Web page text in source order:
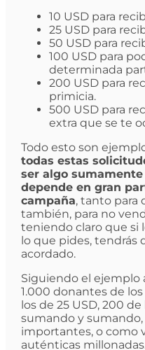
10 USD para
25 USD para
50 USD para
100 USD para
determinada
200 USD para
primicia.
500 USD para
extra que se te
Todo esto son
todas estas
ser algo
depende en gran
campaña, tanto para
también, para no
teniendo claro que si
lo que pides, tendrás
acordado.
Siguiendo el ejemplo
1.000 donantes de
los de 25 USD, 200
sumando y
importantes, o como
auténticas